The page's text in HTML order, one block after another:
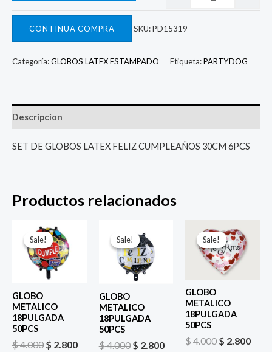
CONTINUA COMPRA SKU:PD15319
Categoría:GLOBOS LATEX ESTAMPADO Etiqueta:PARTYDOG
Descripcion
SET DE GLOBOS LATEX FELIZ CUMPLEAÑOS 30CM 6PCS
Productos relacionados
Sale!
Sale!
GLOBO
METALICO
18PULGADA
50PCS
$4.000
El
precio
original
era:
$ 4.000.
$ 2.800
Sale!
Sale!
GLOBO
METALICO
18PULGADA
50PCS
$4.000
precio
original
era:
$ 4.000.
$ 2.800
Sale!
Sale!
GLOBO
METALICO
18PULGADA
50PCS
$4.000
precio
original
era:
$ 4.000.
$ 2.800